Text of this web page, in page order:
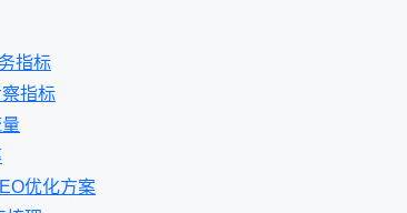
指标
指标
优化方案